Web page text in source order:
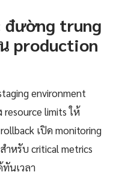
đường trung
production
environment
limits ให้
เปิด monitoring
หรับ critical metrics
นเวลา